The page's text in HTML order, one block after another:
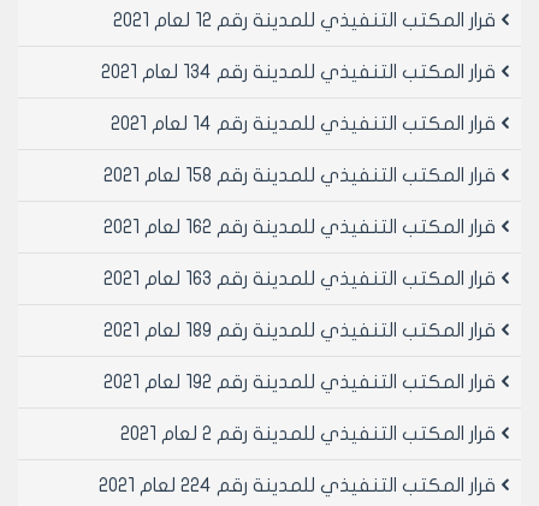
مادة 2- ينشر هذا القرار في لوحة إعلانات مجلس مدينة
أصولاً.
حلب
قرار المكتب التنفيذي للمدينة رقم 12 لعام 2021
قرار المكتب التنفيذي للمدينة رقم 134 لعام 2021
قرار المكتب التنفيذي للمدينة رقم 14 لعام 2021
قرار المكتب التنفيذي للمدينة رقم 158 لعام 2021
قرار المكتب التنفيذي للمدينة رقم 162 لعام 2021
قرار المكتب التنفيذي للمدينة رقم 163 لعام 2021
قرار المكتب التنفيذي للمدينة رقم 189 لعام 2021
قرار المكتب التنفيذي للمدينة رقم 192 لعام 2021
قرار المكتب التنفيذي للمدينة رقم 2 لعام 2021
قرار المكتب التنفيذي للمدينة رقم 224 لعام 2021